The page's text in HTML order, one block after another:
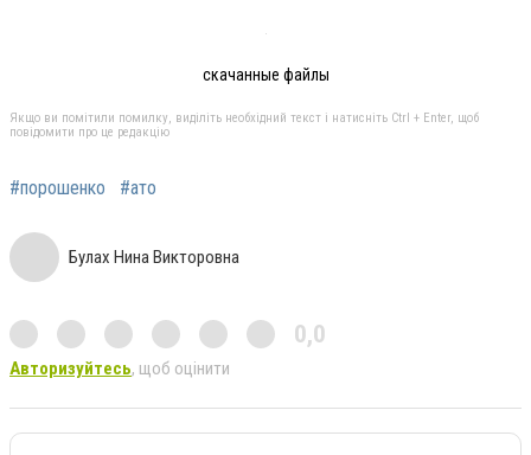
скачанные файлы
Якщо ви помітили помилку, виділіть необхідний текст і натисніть Ctrl + Enter, щоб
повідомити про це редакцію
#порошенко #ато
Булах Нина Викторовна
0,0
Авторизуйтесь, щоб оцінити